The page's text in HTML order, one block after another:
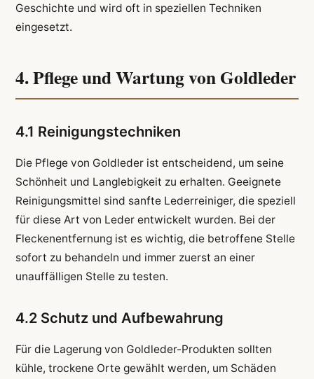
Geschichte und wird oft in speziellen Techniken
eingesetzt.
4. Pflege und Wartung von Goldleder
4.1 Reinigungstechniken
Die Pflege von Goldleder ist entscheidend, um seine
Schönheit und Langlebigkeit zu erhalten. Geeignete
Reinigungsmittel sind sanfte Lederreiniger, die speziell
für diese Art von Leder entwickelt wurden. Bei der
Fleckenentfernung ist es wichtig, die betroffene Stelle
sofort zu behandeln und immer zuerst an einer
unauffälligen Stelle zu testen.
4.2 Schutz und Aufbewahrung
Für die Lagerung von Goldleder-Produkten sollten
kühle, trockene Orte gewählt werden, um Schäden